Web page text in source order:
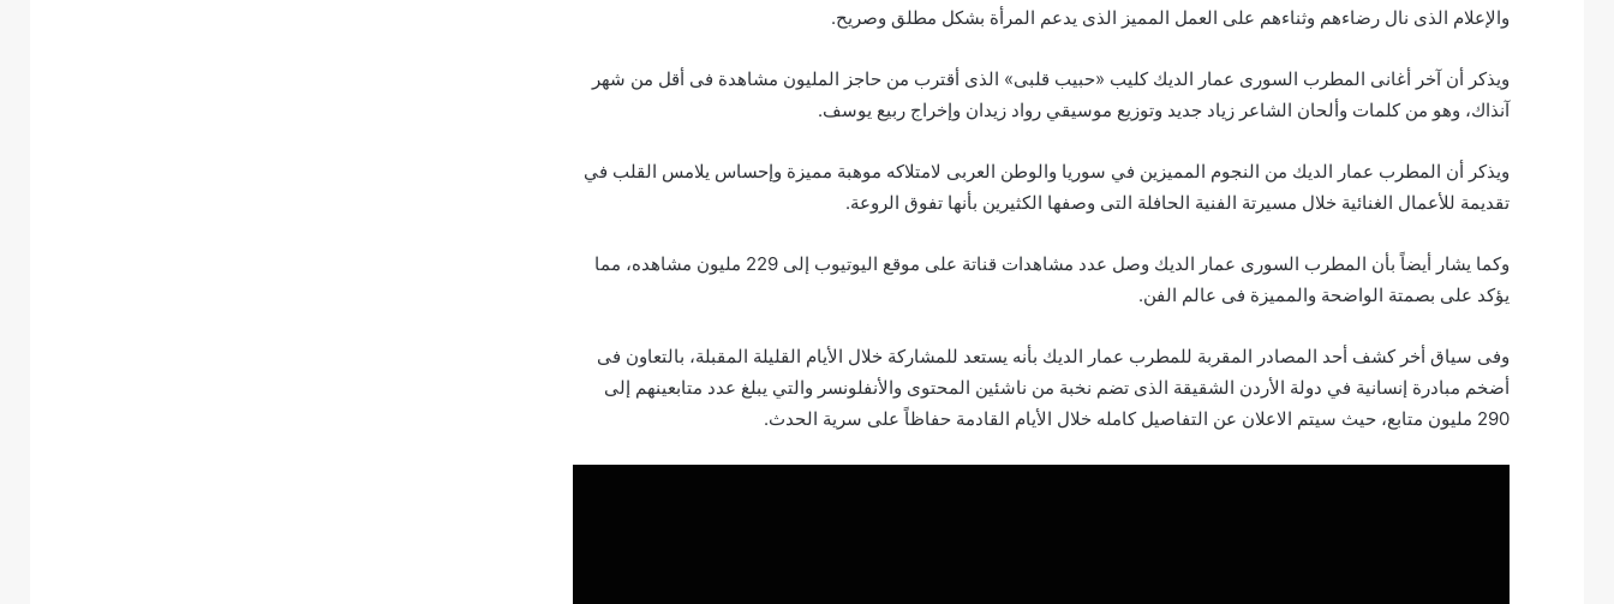
والإعلام الذى نال رضاءهم وثناءهم على العمل المميز الذى يدعم المرأة بشكل مطلق وصريح.
ويذكر أن آخر أغانى المطرب السورى عمار الديك كليب «حبيب قلبى» الذى أقترب من حاجز المليون مشاهدة فى أقل من شهر
آنذاك، وهو من كلمات وألحان الشاعر زياد جديد وتوزيع موسيقي رواد زيدان وإخراج ربيع يوسف.
ويذكر أن المطرب عمار الديك من النجوم المميزين في سوريا والوطن العربى لامتلاكه موهبة مميزة وإحساس يلامس القلب في
تقديمة للأعمال الغنائية خلال مسيرتة الفنية الحافلة التى وصفها الكثيرين بأنها تفوق الروعة.
وكما يشار أيضاً بأن المطرب السورى عمار الديك وصل عدد مشاهدات قناتة على موقع اليوتيوب إلى 229 مليون مشاهده، مما
يؤكد على بصمتة الواضحة والمميزة فى عالم الفن.
وفى سياق أخر كشف أحد المصادر المقربة للمطرب عمار الديك بأنه يستعد للمشاركة خلال الأيام القليلة المقبلة، بالتعاون فى
أضخم مبادرة إنسانية في دولة الأردن الشقيقة الذى تضم نخبة من ناشئين المحتوى والأنفلونسر والتي يبلغ عدد متابعينهم إلى
290 مليون متابع، حيث سيتم الاعلان عن التفاصيل كامله خلال الأيام القادمة حفاظاً على سرية الحدث.